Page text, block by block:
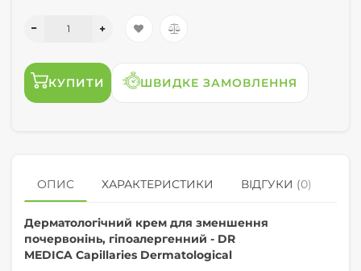
КУПИТИ ШВИДКЕ ЗАМОВЛЕННЯ
ОПИС ХАРАКТЕРИСТИКИ ВІДГУКИ (0)
Дерматологічний крем для зменшення
почервонінь, гіпоалергенний - DR
MEDICA Capillaries Dermatological